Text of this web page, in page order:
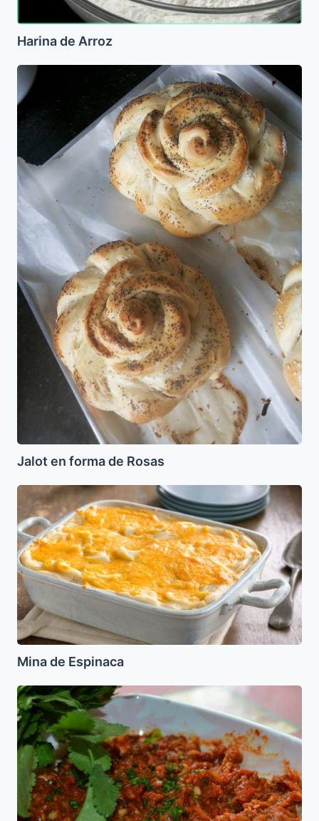
Harina de Arroz
Jalot
en
forma
de
Jalot en forma de Rosas
Mina
Espinaca
Mina de Espinaca
Caviar
de
Berenjenas